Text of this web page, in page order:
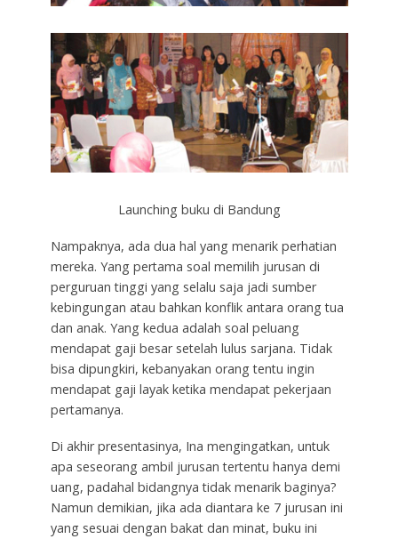
Launching buku di Bandung
Nampaknya, ada dua hal yang menarik perhatian
mereka. Yang pertama soal memilih jurusan di
perguruan tinggi yang selalu saja jadi sumber
kebingungan atau bahkan konflik antara orang tua
dan anak. Yang kedua adalah soal peluang
mendapat gaji besar setelah lulus sarjana. Tidak
bisa dipungkiri, kebanyakan orang tentu ingin
mendapat gaji layak ketika mendapat pekerjaan
pertamanya.
Di akhir presentasinya, Ina mengingatkan, untuk
apa seseorang ambil jurusan tertentu hanya demi
uang, padahal bidangnya tidak menarik baginya?
Namun demikian, jika ada diantara ke 7 jurusan ini
yang sesuai dengan bakat dan minat, buku ini